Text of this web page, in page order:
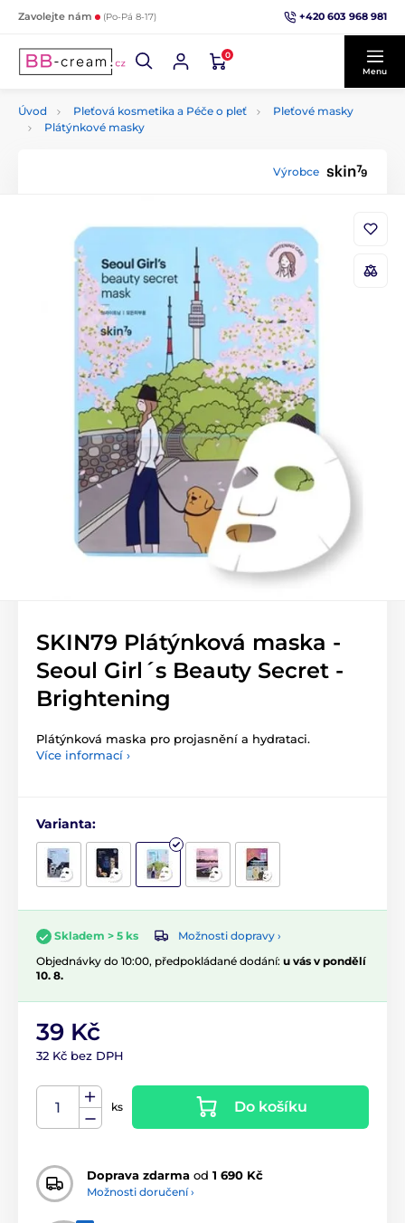
Zavolejte nám (Po-Pá 8-17) +420 603 968 981
0
Menu
Úvod Pleťová kosmetika a Péče o pleť
Pleťové masky
Plátýnkové masky
Výrobce
SKIN79 Plátýnková maska -
Seoul Girl´s Beauty Secret -
Brightening
Plátýnková maska pro projasnění a hydrataci.
Více informací ›
Varianta:
Skladem > 5 ks
Možnosti dopravy ›
Objednávky do 10:00, předpokládané dodání: u vás v pondělí
10. 8.
39 Kč
32 Kč bez DPH
ks Do košíku
Doprava zdarma od 1 690 Kč
Možnosti doručení ›